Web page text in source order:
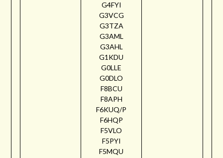
G4FYI
G3VCG
G3TZA
G3AML
G3AHL
G1KDU
G0LLE
G0DLO
F8BCU
F8APH
F6KUQ/P
F6HQP
F5VLO
F5PYI
F5MQU